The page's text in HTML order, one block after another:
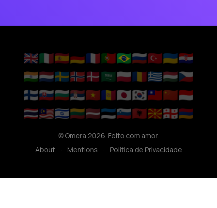
🇬🇧🇮🇹🇪🇸🇩🇪🇫🇷🇵🇹🇧🇷🇷🇺🇹🇷🇺🇦🇭🇷
🇮🇳🇳🇱🇸🇪🇳🇴🇩🇰🇸🇦🇵🇱🇷🇴🇬🇷🇭🇺🇨🇿
🇫🇮🇸🇰🇧🇬🇷🇸🇻🇳🇦🇩🇯🇵🇰🇷🇹🇼🇨🇳🇮🇩
🇹🇭🇲🇾🇮🇱🇱🇹🇱🇻🇪🇪🇸🇮🇦🇱🇲🇰🇬🇪🇦🇲
© Omera 2026. Feito com amor.
About
· Mentions · Política de Privacidade